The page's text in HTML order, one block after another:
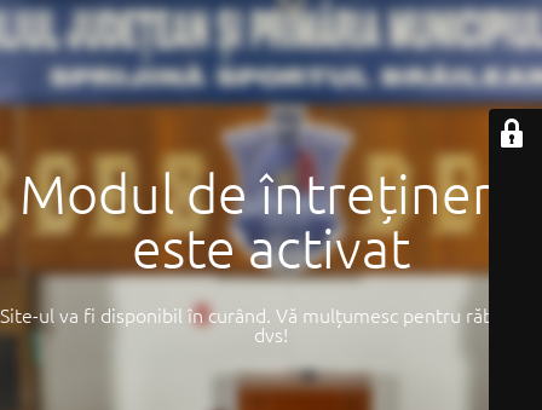
Modul de întreținere
este activat
Site-ul va fi disponibil în curând. Vă mulțumesc pentru răbdarea
dvs!